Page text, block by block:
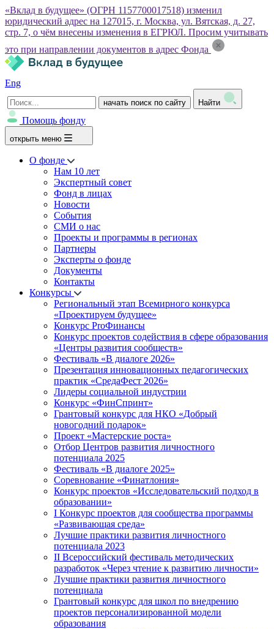
«Вклад в будущее» (ОГРН 1157700017518) изменил
юридический адрес на 127015, г. Москва, ул. Вятская, д. 27,
стр. 7, о чём внесены изменения в ЕГРЮЛ. Просим учитывать
это при направлении документов в адрес Фонда
Eng
начать поиск по сайту Найти
Помощь фонду
открыть меню
О фонде
Нам 10 лет
Экспертный совет
Фонд в лицах
Новости
События
СМИ о нас
Проекты и программы в регионах
Партнеры
Эксперты о фонде
Документы
Контакты
Конкурсы
Региональный этап Всемирного конкурса
«Проектируем будущее»
Конкурс ProФинансы
Конкурс проектов содействия в сфере образования
«Центры развития сообществ»
Фестиваль «В диалоге 2026»
Презентация инновационных педагогических
практик «СредаФест 2026»
Лидеры социальной индустрии
Конкурс «ФинСпринт»
Грантовый конкурс для НКО «Добрый
новогодний подарок»
Проект «Мастерские роста»
Отбор Центров развития личностного
потенциала 2025
Фестиваль «В диалоге 2025»
Соревнование «Финатлония»
Конкурс проектов «Исследовательский подход в
образовании»
I Конкурс проектов для сообщества программы
«Развивающая среда»
Лучшие практики развития личностного
потенциала 2023
II Всероссийский фестиваль методических
разработок «Через чтение к развитию личности»
Лучшие практики развития личностного
потенциала
Грантовый конкурс для школ по внедрению
проектов персонализированной модели
образования